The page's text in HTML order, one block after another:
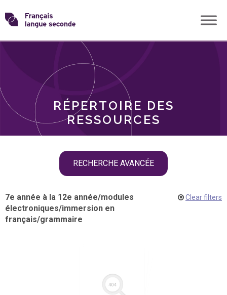
Skip
toTransformons
langue
RÉPERTOIRE DES
RESSOURCES
RECHERCHE AVANCÉE
THÈMES
7e année à la 12e année/modules
électroniques/immersion en
français/grammaire
Clear filters